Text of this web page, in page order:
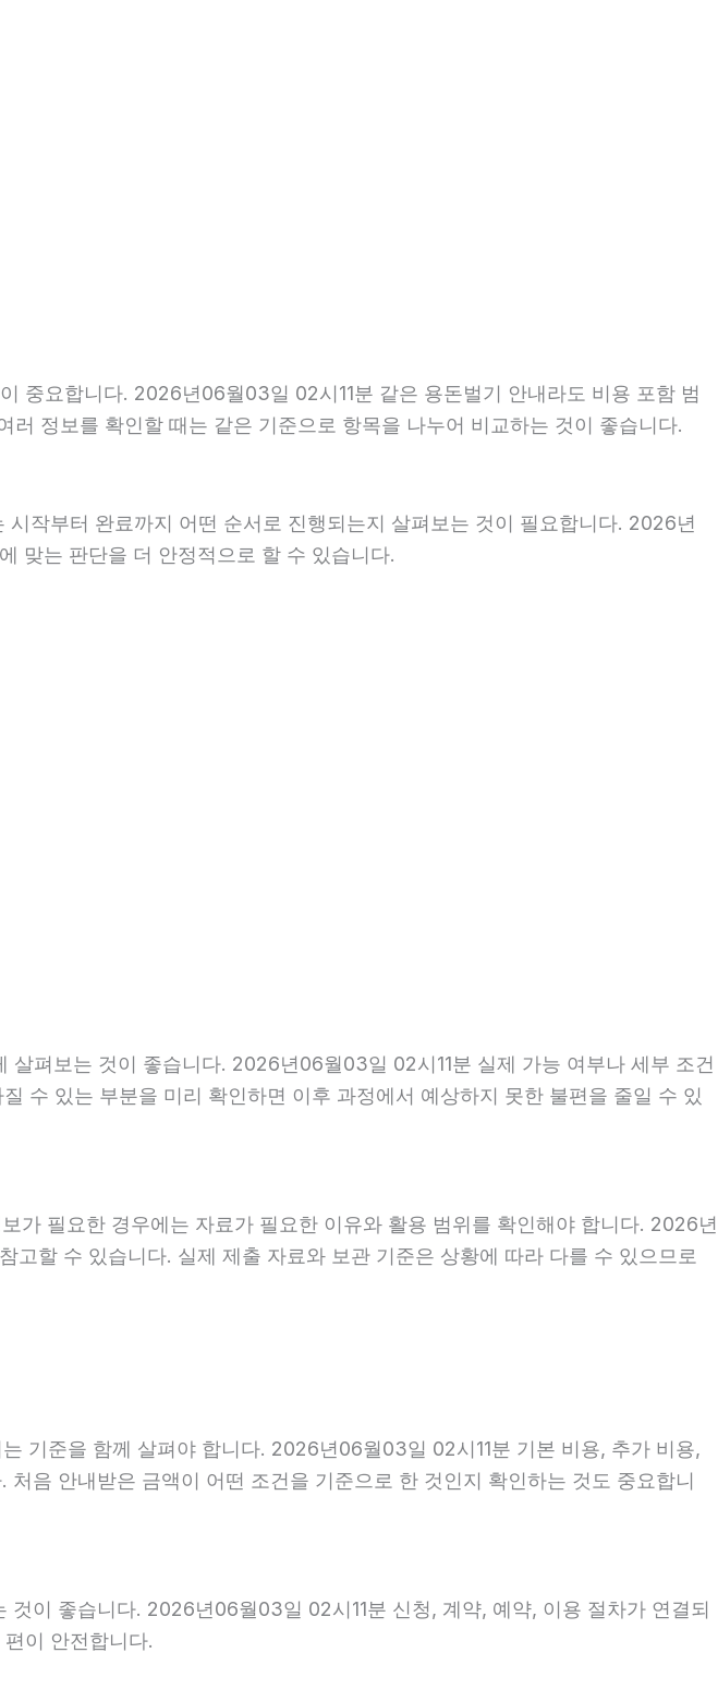
중요합니다. 2026년06월03일 02시11분 같은 용돈벌기 안내라도 비용 포함 범
정보를 확인할 때는 같은 기준으로 항목을 나누어 비교하는 것이 좋습니다.
작부터 완료까지 어떤 순서로 진행되는지 살펴보는 것이 필요합니다. 2026년
맞는 판단을 더 안정적으로 할 수 있습니다.
펴보는 것이 좋습니다. 2026년06월03일 02시11분 실제 가능 여부나 세부 조건
수 있는 부분을 미리 확인하면 이후 과정에서 예상하지 못한 불편을 줄일 수 있
가 필요한 경우에는 자료가 필요한 이유와 활용 범위를 확인해야 합니다. 2026년
고할 수 있습니다. 실제 제출 자료와 보관 기준은 상황에 따라 다를 수 있으므로
기준을 함께 살펴야 합니다. 2026년06월03일 02시11분 기본 비용, 추가 비용,
음 안내받은 금액이 어떤 조건을 기준으로 한 것인지 확인하는 것도 중요합니
이 좋습니다. 2026년06월03일 02시11분 신청, 계약, 예약, 이용 절차가 연결되
이 안전합니다.